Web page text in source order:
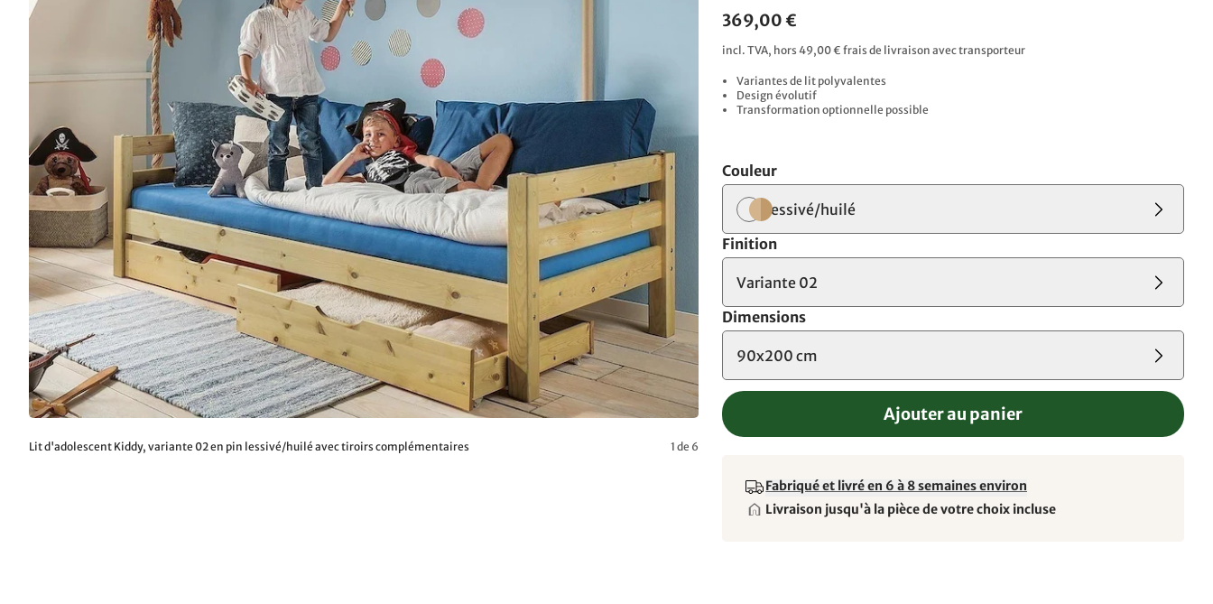
Lit d'adolescent Kiddy, variante 02 en pin lessivé/huilé avec tiroirs complémentaires 1 de 6
369,00 €
incl. TVA, hors 49,00 € frais de livraison avec transporteur
Variantes de lit polyvalentes
Design évolutif
Transformation optionnelle possible
Couleur
lessivé/huilé
Finition
Variante 02
Dimensions
90x200 cm
Ajouter au panier
Fabriqué et livré en 6 à 8 semaines environ
Livraison jusqu'à la pièce de votre choix incluse